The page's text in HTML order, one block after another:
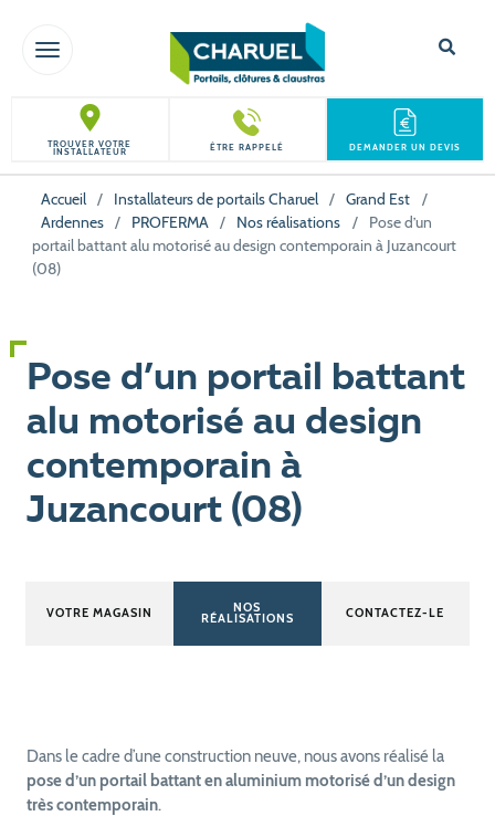
TOGGLE NAVIGATION
TROUVER VOTRE
INSTALLATEUR ÊTRE RAPPELÉ DEMANDER UN DEVIS
Accueil / Installateurs de portails Charuel / Grand Est
/
Ardennes / PROFERMA / Nos réalisations /
Pose d’un
portail battant alu motorisé au design contemporain à Juzancourt
(08)
Pose d’un portail battant
alu motorisé au design
contemporain à
Juzancourt (08)
VOTRE MAGASIN NOS
RÉALISATIONS CONTACTEZ-LE
Dans le cadre d’une construction neuve, nous avons réalisé la
pose d’un portail battant en aluminium motorisé d’un design
très contemporain.